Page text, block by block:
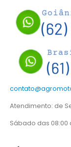
Atendimento: de
Sábado das 08:00